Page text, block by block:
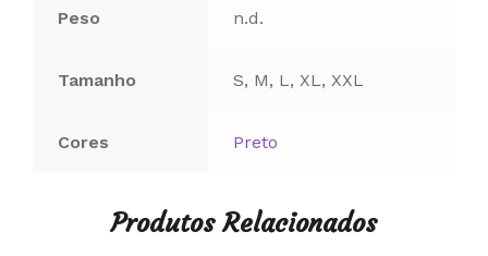
Peso n.d.
Tamanho S, M, L, XL, XXL
Cores Preto
Produtos Relacionados